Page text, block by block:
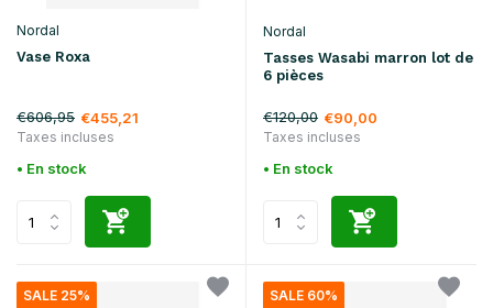
Nordal
Vase Roxa
€606,95 €455,21
Taxes incluses
• En stock
Nordal
Tasses Wasabi marron lot de
6 pièces
€120,00 €90,00
Taxes incluses
• En stock
SALE 25% SALE 60%